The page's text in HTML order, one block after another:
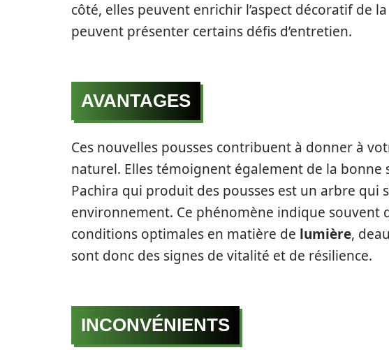
côté, elles peuvent enrichir l’aspect décoratif de
peuvent présenter certains défis d’entretien.
AVANTAGES
Ces nouvelles pousses contribuent à donner à
naturel. Elles témoignent également de la bonne
Pachira qui produit des pousses est un arbre qui
environnement. Ce phénomène indique souvent
conditions optimales en matière de lumière,
sont donc des signes de vitalité et de résilience.
INCONVÉNIENTS